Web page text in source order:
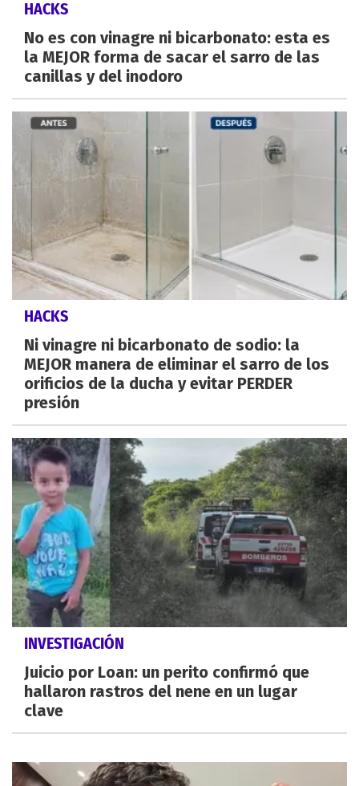
HACKS
No es con vinagre ni bicarbonato: esta es
la MEJOR forma de sacar el sarro de las
canillas y del inodoro
HACKS
Ni vinagre ni bicarbonato de sodio: la
MEJOR manera de eliminar el sarro de los
orificios de la ducha y evitar PERDER
presión
INVESTIGACIÓN
Juicio por Loan: un perito confirmó que
hallaron rastros del nene en un lugar
clave